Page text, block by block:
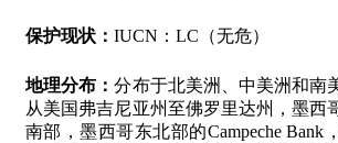
保护现状： IUCN：LC（无危）
地理分布：分布于北美洲、中美洲和南
从美国弗吉尼亚州至佛罗里达州，墨西
南部，墨西哥东北部的Campeche Bank